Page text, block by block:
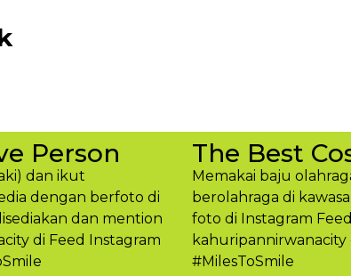
Person
dan ikut
dengan berfoto di
dan mention
di Feed Instagram
The Best
Memakai baju
berolahraga di
foto di Instagram
#MilesToSmil​e